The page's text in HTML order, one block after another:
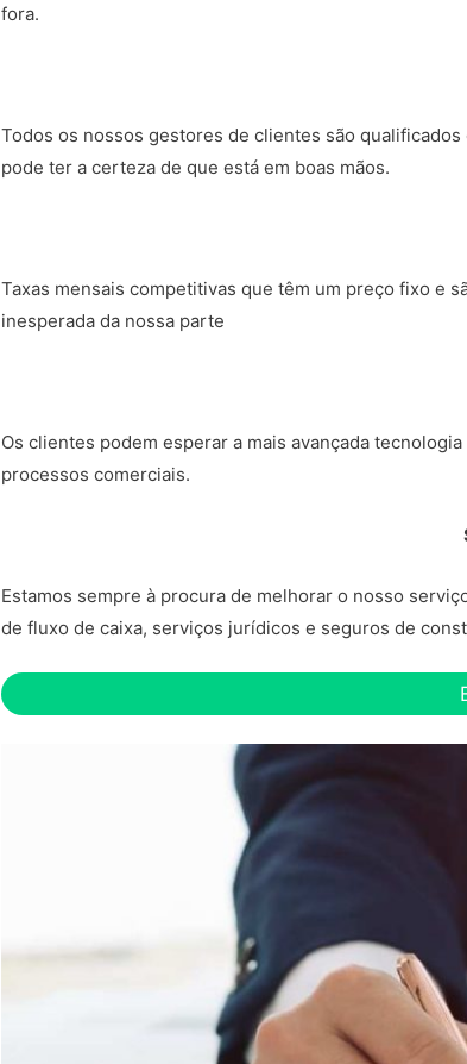
fora.
Todos os nossos gestores de clientes são
pode ter a certeza de que está em boas mãos.
Taxas mensais competitivas que têm um preço fixo e
inesperada da nossa parte
Os clientes podem esperar a mais avançada
processos comerciais.
Estamos sempre à procura de melhorar o nosso
de fluxo de caixa, serviços jurídicos e seguros de